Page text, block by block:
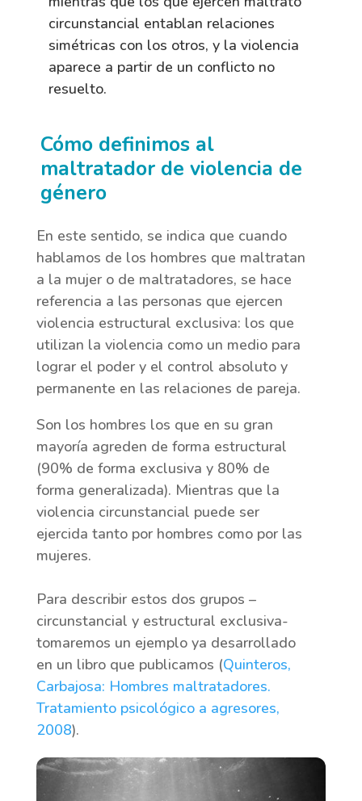
circunstancial entablan relaciones
simétricas con los otros, y la violencia
aparece a partir de un conflicto no
resuelto.
Cómo definimos al
maltratador de violencia de
género
En este sentido, se indica que cuando
hablamos de los hombres que maltratan
a la mujer o de maltratadores, se hace
referencia a las personas que ejercen
violencia estructural exclusiva: los que
utilizan la violencia como un medio para
lograr el poder y el control absoluto y
permanente en las relaciones de pareja.
Son los hombres los que en su gran
mayoría agreden de forma estructural
(90% de forma exclusiva y 80% de
forma generalizada). Mientras que la
violencia circunstancial puede ser
ejercida tanto por hombres como por las
mujeres.
Para describir estos dos grupos –
circunstancial y estructural exclusiva-
tomaremos un ejemplo ya desarrollado
en un libro que publicamos (Quinteros,
Carbajosa: Hombres maltratadores.
Tratamiento psicológico a agresores,
2008).